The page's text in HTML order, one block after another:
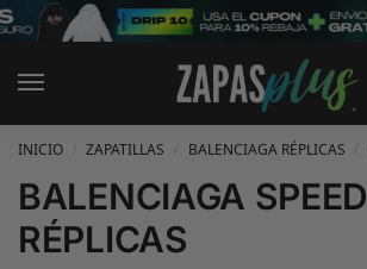
INICIO ZAPATILLAS BALENCIAGA RÉPLICAS
BALENCIAGA SPEED
RÉPLICAS